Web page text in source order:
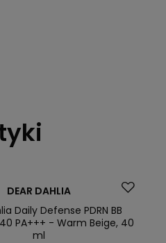
DEAR DAHLIA
Daily Defense PDRN BB
PA+++ - Warm Beige, 40
ml